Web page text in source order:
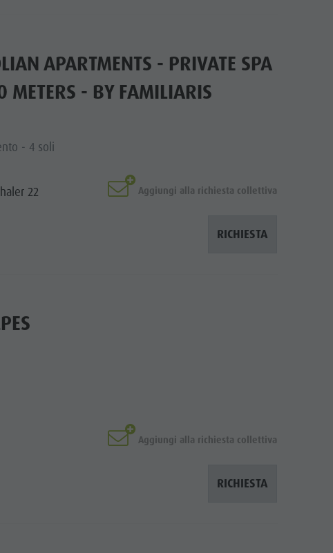
APARTMENTS - PRIVATE SPA
METERS - BY FAMILIARIS
- 4 soli
22
Aggiungi alla richiesta collettiva
RICHIESTA
Aggiungi alla richiesta collettiva
RICHIESTA